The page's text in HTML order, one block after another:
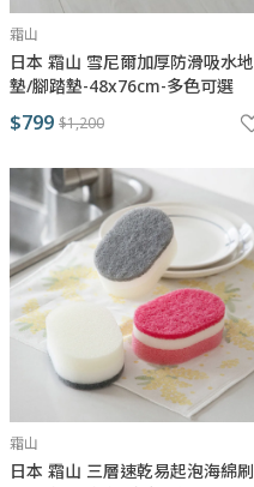
霜山
日本 霜山 雪尼爾加厚防滑吸水地
墊/腳踏墊-48x76cm-多色可選
$799 $1,200
霜山
日本 霜山 三層速乾易起泡海綿刷